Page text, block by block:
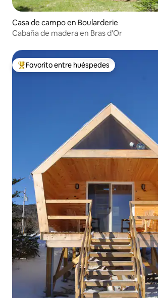
Casa de campo en Boularderie
Cabaña de madera en Bras d'Or
De los mejores en Favorito entre huéspedes
Favorito entre huéspedes